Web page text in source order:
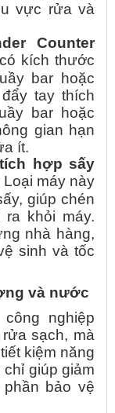
vực rửa và
Counter
kích thước
bar hoặc
tay thích
bar hoặc
gian hạn
ít.
hợp sấy
Loại máy này
giúp chén
khỏi máy.
nhà hàng,
sinh và tốc
và nước
nghiệp
sạch, mà
kiệm năng
giúp giảm
bảo vệ